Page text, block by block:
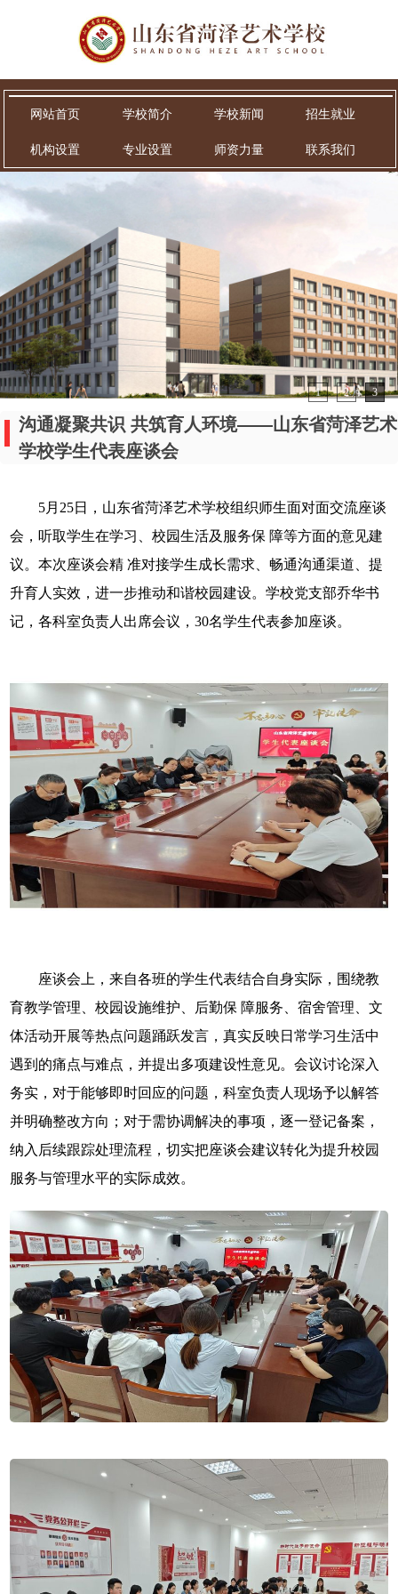
网站首页 学校简介 学校新闻 招生就业
机构设置 专业设置 师资力量 联系我们
1 2
沟通凝聚共识 共筑育人环境——山东省菏泽艺术
学校学生代表座谈会
5月25日，山东省菏泽艺术学校组织师生面对面交流座谈
会，听取学生在学习、校园生活及服务保 障等方面的意见建
议。本次座谈会精 准对接学生成长需求、畅通沟通渠道、提
升育人实效，进一步推动和谐校园建设。学校党支部乔华书
记，各科室负责人出席会议，30名学生代表参加座谈。
座谈会上，来自各班的学生代表结合自身实际，围绕教
育教学管理、校园设施维护、后勤保 障服务、宿舍管理、文
体活动开展等热点问题踊跃发言，真实反映日常学习生活中
遇到的痛点与难点，并提出多项建设性意见。会议讨论深入
务实，对于能够即时回应的问题，科室负责人现场予以解答
并明确整改方向；对于需协调解决的事项，逐一登记备案，
纳入后续跟踪处理流程，切实把座谈会建议转化为提升校园
此次座谈会是学校深化“以学生为中心”教育理念的实践
活动，凝聚了共识、解决了问题，搭建师生之间的对话平
台，常态化开展师生交流，不断健全诉求响应机制，优化管